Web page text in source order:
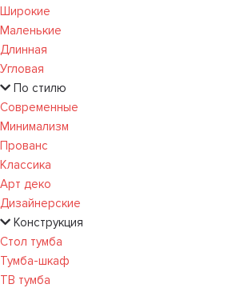
Широкие
Маленькие
Длинная
Угловая
По стилю
Современные
Минимализм
Прованс
Классика
Арт деко
Дизайнерские
Конструкция
Стол тумба
Тумба-шкаф
ТВ тумба